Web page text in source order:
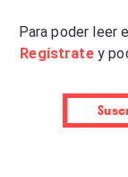
en un sueño.
de Kuedo, y
catalogable
por callejones
Para poder leer
Regístrate y